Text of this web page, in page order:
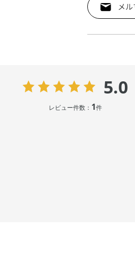
メ
5.0
レビュー件数： 1件